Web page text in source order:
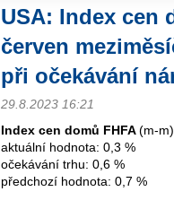
USA: Index cen
červen
při očekávání
29.8.2023 16:21
Index cen domů FHFA(m-
aktuální hodnota: 0,3 %
očekávání trhu: 0,6 %
předchozí hodnota: 0,7 %